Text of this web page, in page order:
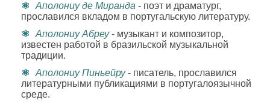
Аполониу де Миранда - поэт и драматург,
прославился вкладом в португальскую литературу.
Аполониу Абреу- музыкант и композитор,
известен работой в бразильской музыкальной
традиции.
Аполониу Пиньейру- писатель, прославился
литературными публикациями в португалоязычной
среде.